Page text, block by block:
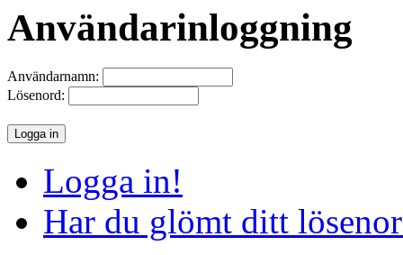
Användarinloggning
Användarnamn:
Lösenord:
Logga in!
Har du glömt ditt